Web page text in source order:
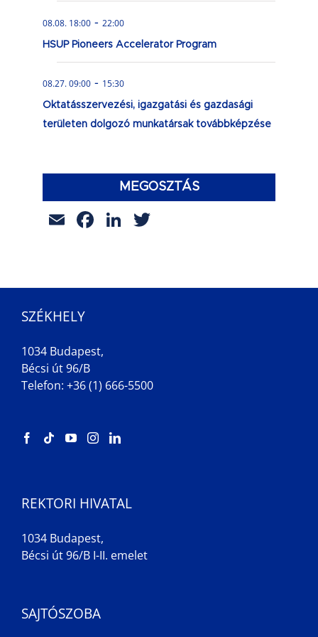
08.08. 18:00 - 22:00
HSUP Pioneers Accelerator Program
08.27. 09:00 - 15:30
Oktatásszervezési, igazgatási és gazdasági
területen dolgozó munkatársak továbbképzése
MEGOSZTÁS
EmailFacebook
LinkedIn
SZÉKHELY
1034 Budapest,
Bécsi út 96/B
Telefon: +36 (1) 666-5500
REKTORI HIVATAL
1034 Budapest,
Bécsi út 96/B I-II. emelet
SAJTÓSZOBA